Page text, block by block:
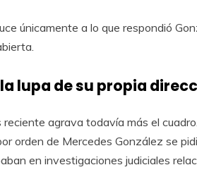
únicamente a lo que respondió
la lupa de su propia
agrava todavía más el
orden de Mercedes González se
en investigaciones judiciales